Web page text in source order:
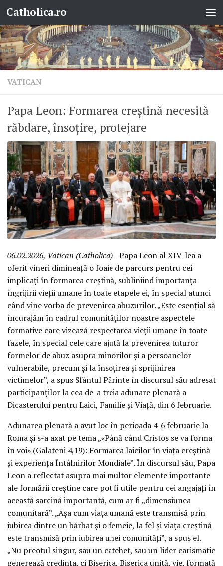
Skip to content
Catholica.ro
VATICAN
Papa Leon: Formarea creștină necesită
răbdare, însoțire, protejare
06.02.2026, Vatican (Catholica)- Papa Leon al XIV-lea a
oferit vineri dimineață o foaie de parcurs pentru cei
implicați în formarea creștină, subliniind importanța
îngrijirii vieții umane în toate etapele ei, în special atunci
când vine vorba de prevenirea abuzurilor. „Este esențial să
încurajăm în cadrul comunităților noastre aspectele
formative care vizează respectarea vieții umane în toate
fazele, în special cele care ajută la prevenirea tuturor
formelor de abuz asupra minorilor și a persoanelor
vulnerabile, precum și la însoțirea și sprijinirea
victimelor”, a spus Sfântul Părinte în discursul său adresat
participanților la cea de-a treia adunare plenară a
Dicasterului pentru Laici, Familie și Viață, din 6 februarie.
Adunarea plenară a avut loc în perioada 4-6 februarie la
Roma și s-a axat pe tema „«Până când Cristos se va forma
în voi» (Galateni 4,19): Formarea laicilor în viața creștină
și experiența Întâlnirilor Mondiale”. În discursul său, Papa
Leon a reflectat asupra mai multor elemente importante
ale formării creștine care pot fi utile pentru cei angajați în
această sarcină importantă, cum ar fi „dimensiunea
comunitară”. „Așa cum viața umană este transmisă prin
iubirea dintre un bărbat și o femeie, la fel și viața creștină
este transmisă prin iubirea unei comunități”, a spus el.
„Nu preotul singur, sau un catehet, sau un lider carismatic
generează credința, ci Biserica, Biserica unită, vie, formată